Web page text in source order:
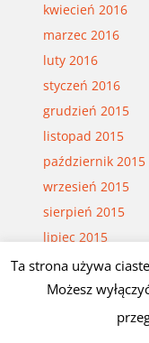
kwiecień 2016
marzec 2016
luty 2016
styczeń 2016
grudzień 2015
listopad 2015
październik 2015
wrzesień 2015
sierpień 2015
lipiec 2015
czerwiec 2015
maj 2015
kwiecień 2015
Ta strona używa
Możesz